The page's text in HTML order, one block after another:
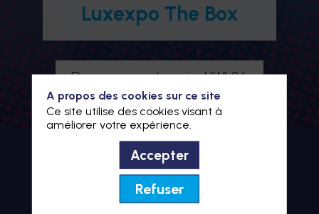
Luxexpo The Box
Devenez partenaire HWL26
Je m'inscris à HWL26
BIENVENUE À HWL26
le rendez-
A propos des cookies sur ce site
Ce site utilise des cookies visant à
améliorer votre expérience.
Accepter
Refuser